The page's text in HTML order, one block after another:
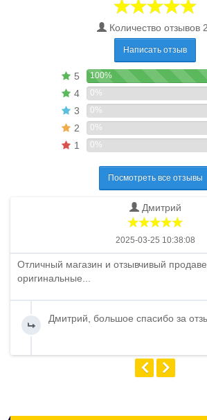
Количество отзывов
Написать отзыв
5 100%
4 0%
3 0%
2 0%
1 0%
Посмотреть все отзывы
Дмитрий
2025-03-25 10:38:08
Отличный магазин и отзывчивый
оригинальные...
Дмитрий, большое спасибо за